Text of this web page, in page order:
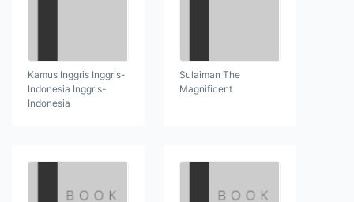
Kamus Inggris Inggris-
Indonesia Inggris-
Indonesia
Sulaiman The
Magnificent